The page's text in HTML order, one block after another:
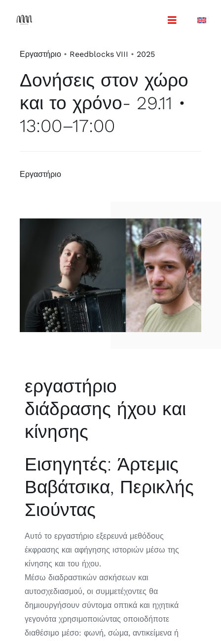
Εργαστήριο• Reedblocks VIII • 2025
Δονήσεις στον χώρο
και το χρόνο- 29.11 •
13:00–17:00
Εργαστήριο
εργαστήριο
διάδρασης ήχου και
κίνησης
Εισηγητές: Άρτεμις
Βαβάτσικα, Περικλής
Σιούντας
Αυτό το εργαστήριο εξερευνά μεθόδους
έκφρασης και αφήγησης ιστοριών μέσω της
κίνησης και του ήχου.
Μέσω διαδραστικών ασκήσεων και
αυτοσχεδιασμού, οι συμμετέχοντες θα
δημιουργήσουν σύντομα οπτικά και ηχητικά
γεγονότα χρησιμοποιώντας οποιοδήποτε
διαθέσιμο μέσο: φωνή, σώμα, αντικείμενα ή